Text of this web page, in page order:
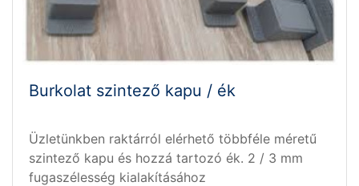
Burkolat szintező kapu / ék
Üzletünkben raktárról elérhető többféle méretű
szintező kapu és hozzá tartozó ék. 2 / 3 mm
fugaszélesség kialakításához